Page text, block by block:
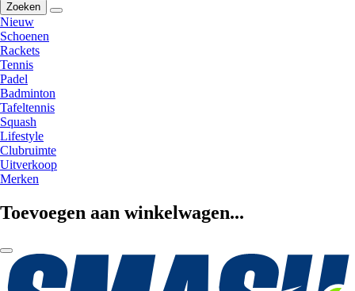
Zoeken
Nieuw
Schoenen
Rackets
Tennis
Padel
Badminton
Tafeltennis
Squash
Lifestyle
Clubruimte
Uitverkoop
Merken
Toevoegen aan winkelwagen...